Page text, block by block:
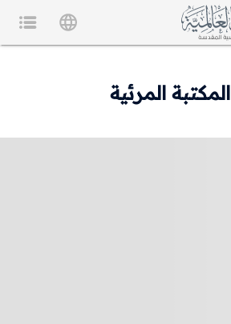
المكتبة المرئية